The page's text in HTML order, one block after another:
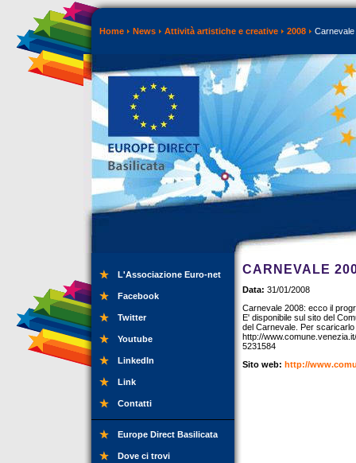
Home News Attività artistiche e creative 2008
L'Associazione Euro-net
Facebook
Twitter
Youtube
LinkedIn
Link
Contatti
Europe Direct Basilicata
Dove ci trovi
CARNEVALE
Data: 31/01/2008
Carnevale 2008: ecco il
E' disponibile sul sito del
del Carnevale. Per
http://
5231584
Sito web: http://